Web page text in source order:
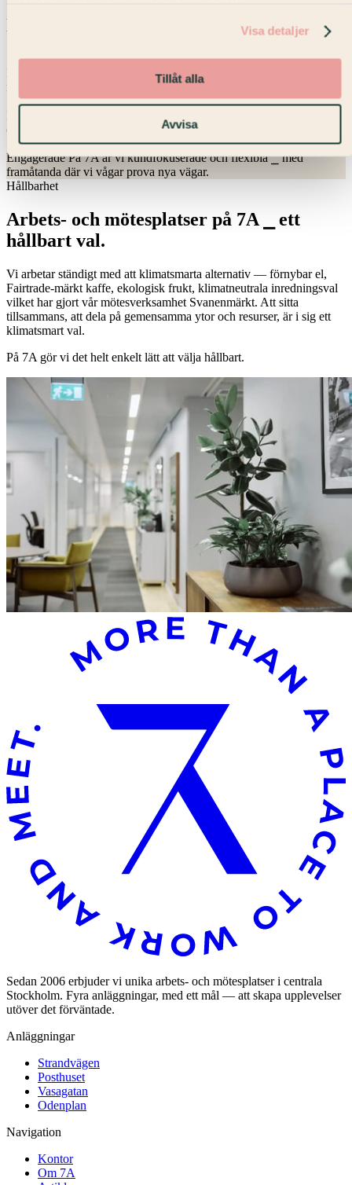
Visa detaljer
Tillåt alla
Avvisa
Det som driver oss varje dag
Personliga
Vårt fokus ligger på att skapa en familjär känsla där våra
medlemmar och kunder känner sig hemma.
Proffesionella
effektiva problemlösare ⎯ alltid med hög känsla för service.
Engagerade På 7A är vi kundfokuserade och flexibla ⎯ med
framåtanda där vi vågar prova nya vägar.
Hållbarhet
Arbets- och mötesplatser på 7A ⎯ ett
hållbart val.
Vi arbetar ständigt med att klimatsmarta alternativ — förnybar el,
Fairtrade-märkt kaffe, ekologisk frukt, klimatneutrala inredningsval
vilket har gjort vår mötesverksamhet Svanenmärkt. Att sitta
tillsammans, att dela på gemensamma ytor och resurser, är i sig ett
klimatsmart val.
På 7A gör vi det helt enkelt lätt att välja hållbart.
Sedan 2006 erbjuder vi unika arbets- och mötesplatser i centrala
Stockholm. Fyra anläggningar, med ett mål — att skapa upplevelser
utöver det förväntade.
Anläggningar
Strandvägen
Posthuset
Vasagatan
Odenplan
Navigation
Kontor
Om 7A